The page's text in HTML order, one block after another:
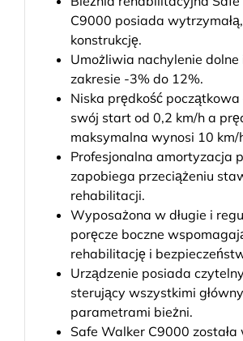
C9000 posiada
konstrukcję.
Umożliwia nachylenie dolne
zakresie -3% do 12%.
Niska prędkość początkowa
swój start od 0,2 km/h a
maksymalna wynosi 10 km/
Profesjonalna amortyzacja
zapobiega przeciążeniu
rehabilitacji.
Wyposażona w długie i
poręcze boczne
rehabilitację i
Urządzenie posiada
sterujący wszystkimi
parametrami bieżni.
Safe Walker C9000